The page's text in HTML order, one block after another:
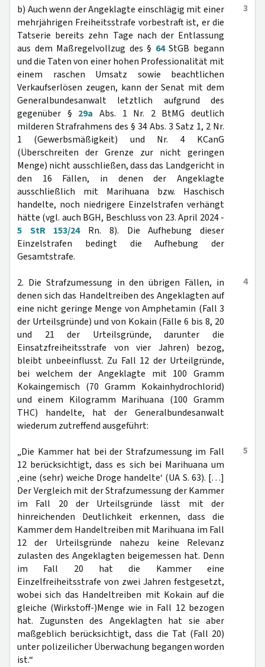
3
b) Auch wenn der Angeklagte einschlägig mit einer
mehrjährigen Freiheitsstrafe vorbestraft ist, er die
Tatserie bereits zehn Tage nach der Entlassung
aus dem Maßregelvollzug des § 64StGB begann
und die Taten von einer hohen Professionalität mit
einem raschen Umsatz sowie beachtlichen
Verkaufserlösen zeugen, kann der Senat mit dem
Generalbundesanwalt letztlich aufgrund des
gegenüber § 29a Abs. 1 Nr. 2 BtMG deutlich
milderen Strafrahmens des § 34 Abs. 3 Satz 1, 2 Nr.
1 (Gewerbsmäßigkeit) und Nr. 4 KCanG
(Überschreiten der Grenze zur nicht geringen
Menge) nicht ausschließen, dass das Landgericht in
den 16 Fällen, in denen der Angeklagte
ausschließlich mit Marihuana bzw. Haschisch
handelte, noch niedrigere Einzelstrafen verhängt
hätte (vgl. auch BGH, Beschluss von 23. April 2024 -
5 StR 153/24Rn. 8). Die Aufhebung dieser
Einzelstrafen bedingt die Aufhebung der
Gesamtstrafe.
4
2. Die Strafzumessung in den übrigen Fällen, in
denen sich das Handeltreiben des Angeklagten auf
eine nicht geringe Menge von Amphetamin (Fall 3
der Urteilsgründe) und von Kokain (Fälle 6 bis 8, 20
und 21 der Urteilsgründe, darunter die
Einsatzfreiheitsstrafe von vier Jahren) bezog,
bleibt unbeeinflusst. Zu Fall 12 der Urteilgründe,
bei welchem der Angeklagte mit 100 Gramm
Kokaingemisch (70 Gramm Kokainhydrochlorid)
und einem Kilogramm Marihuana (100 Gramm
THC) handelte, hat der Generalbundesanwalt
wiederum zutreffend ausgeführt:
5
„Die Kammer hat bei der Strafzumessung im Fall
12 berücksichtigt, dass es sich bei Marihuana um
‚eine (sehr) weiche Droge handelte‘ (UA S. 63). […]
Der Vergleich mit der Strafzumessung der Kammer
im Fall 20 der Urteilsgründe lässt mit der
hinreichenden Deutlichkeit erkennen, dass die
Kammer dem Handeltreiben mit Marihuana im Fall
12 der Urteilsgründe nahezu keine Relevanz
zulasten des Angeklagten beigemessen hat. Denn
im Fall 20 hat die Kammer eine
Einzelfreiheitsstrafe von zwei Jahren festgesetzt,
wobei sich das Handeltreiben mit Kokain auf die
gleiche (Wirkstoff-)Menge wie in Fall 12 bezogen
hat. Zugunsten des Angeklagten hat sie aber
maßgeblich berücksichtigt, dass die Tat (Fall 20)
unter polizeilicher Überwachung begangen worden
ist.“